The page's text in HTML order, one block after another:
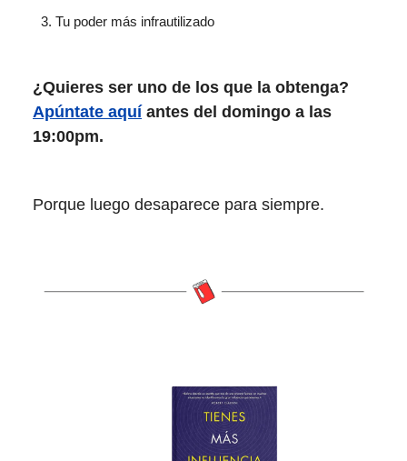
Tu poder más infrautilizado
¿Quieres ser uno de los que la obtenga?
Apúntate aquíantes del domingo a las
19:00pm.
Porque luego desaparece para siempre.